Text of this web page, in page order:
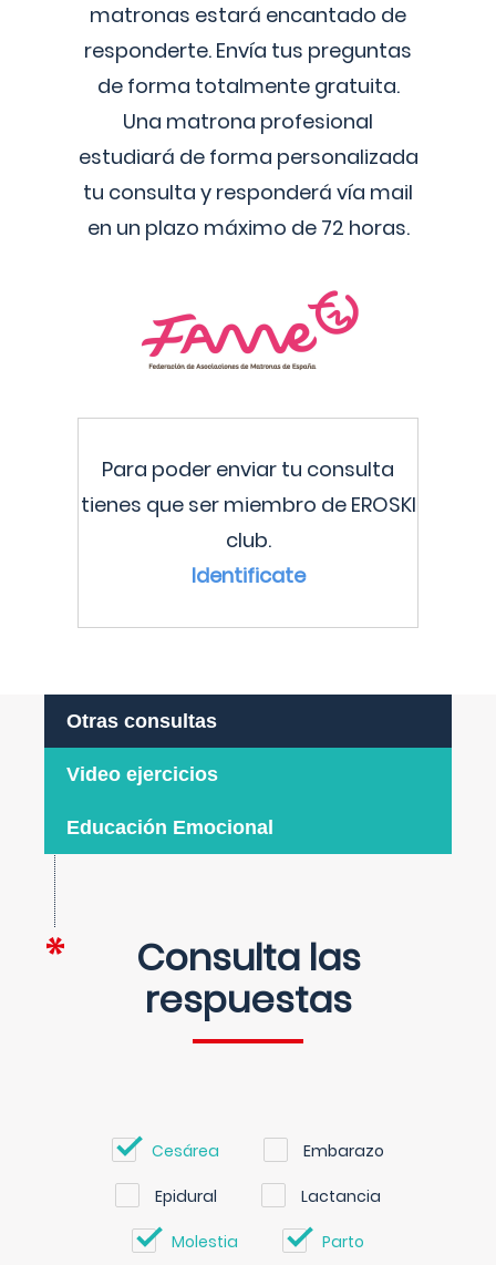
matronas estará encantado de
responderte. Envía tus preguntas
de forma totalmente gratuita.
Una matrona profesional
estudiará de forma personalizada
tu consulta y responderá vía mail
en un plazo máximo de 72 horas.
Para poder enviar tu consulta
tienes que ser miembro de EROSKI
club.
Identificate
Otras consultas
Video ejercicios
Educación Emocional
Consulta las
respuestas
Cesárea Embarazo
Epidural Lactancia
Molestia Parto